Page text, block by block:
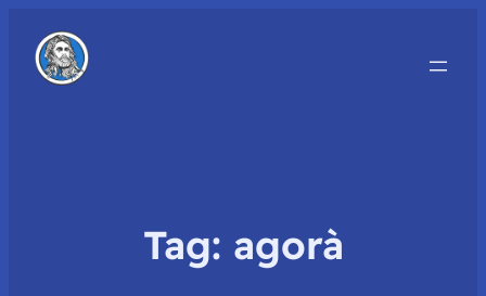
Tag: agorà